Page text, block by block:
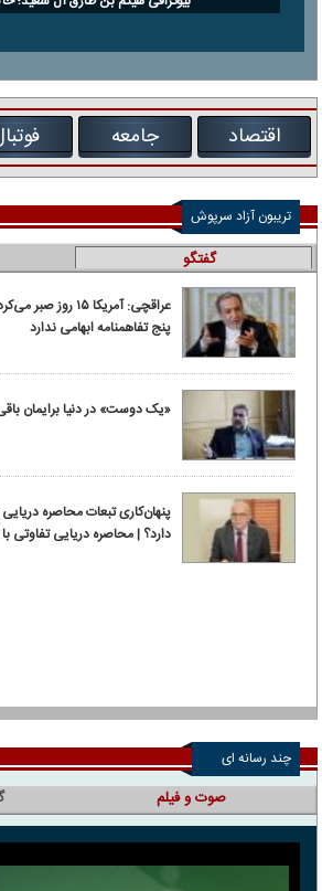
اقتصاد جامعه
تریبون آزاد سرپوش
گفتگو
عراقچی: آمریکا ۱۵
پنج تفاهمنامه ابهامی ندارد
«یک دوست» در دنیا برایمان
پنهان‌کاری تبعات محاصره
دارد؟ | محاصره دریایی تفاوتی
چند رسانه ای
صوت و فیلم